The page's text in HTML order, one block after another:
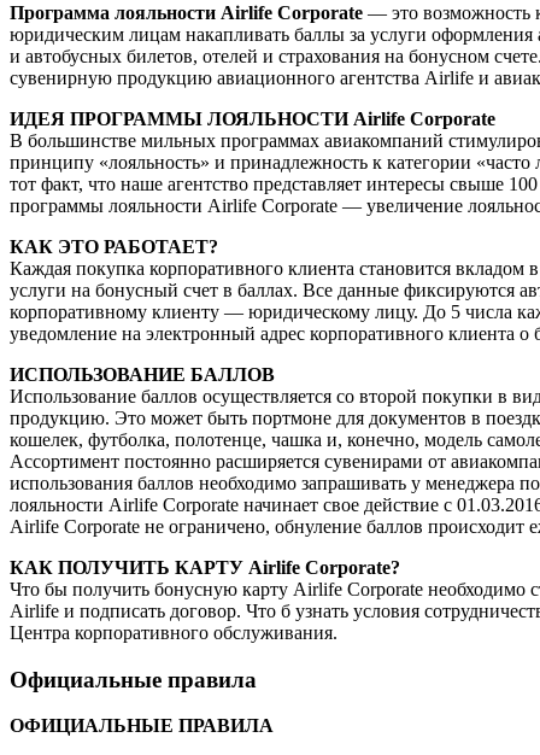
Программа лояльности Airlife Corporate — это возможность
юридическим лицам накапливать баллы за услуги
и автобусных билетов, отелей и страхования на бонусном
сувенирную продукцию авиационного агентства Airlife и
ИДЕЯ ПРОГРАММЫ ЛОЯЛЬНОСТИ Airlife Corporate
В большинстве мильных программах авиакомпаний
принципу «лояльность» и принадлежность к категории
тот факт, что наше агентство представляет интересы свыше
программы лояльности Airlife Corporate — увеличение
КАК ЭТО РАБОТАЕТ?
Каждая покупка корпоративного клиента становится вкладом
услуги на бонусный счет в баллах. Все данные фиксируются
корпоративному клиенту — юридическому лицу. До 5 числа
уведомление на электронный адрес корпоративного клиента о
ИСПОЛЬЗОВАНИЕ БАЛЛОВ
Использование баллов осуществляется со второй покупки в
продукцию. Это может быть портмоне для документов в
кошелек, футболка, полотенце, чашка и, конечно, модель
Ассортимент постоянно расширяется сувенирами от
использования баллов необходимо запрашивать у менеджера
лояльности Airlife Corporate начинает свое действие с
Airlife Corporate не ограничено, обнуление баллов происходит
КАК ПОЛУЧИТЬ КАРТУ Airlife Corporate?
Что бы получить бонусную карту Airlife Corporate необходимо
Airlife и подписать договор. Что б узнать условия
Центра корпоративного обслуживания.
Официальные правила
ОФИЦИАЛЬНЫЕ ПРАВИЛА